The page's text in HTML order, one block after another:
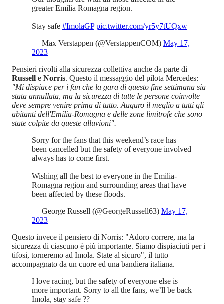
greater Emilia Romagna region.
Stay safe #ImolaGP pic.twitter.com/yr5y7tUQxw
— Max Verstappen (@VerstappenCOM) May 17,
2023
Pensieri rivolti alla sicurezza collettiva anche da parte di
Russell e Norris. Questo il messaggio del pilota Mercedes:
"Mi dispiace per i fan che la gara di questo fine settimana sia
stata annullata, ma la sicurezza di tutte le persone coinvolte
deve sempre venire prima di tutto. Auguro il meglio a tutti gli
abitanti dell'Emilia-Romagna e delle zone limitrofe che sono
state colpite da queste alluvioni".
Sorry for the fans that this weekend’s race has
been cancelled but the safety of everyone involved
always has to come first.
Wishing all the best to everyone in the Emilia-
Romagna region and surrounding areas that have
been affected by these floods.
— George Russell (@GeorgeRussell63) May 17,
2023
Questo invece il pensiero di Norris: "Adoro correre, ma la
sicurezza di ciascuno è più importante. Siamo dispiaciuti per i
tifosi, torneremo ad Imola. State al sicuro", il tutto
accompagnato da un cuore ed una bandiera italiana.
I love racing, but the safety of everyone else is
more important. Sorry to all the fans, we’ll be back
Imola, stay safe ??